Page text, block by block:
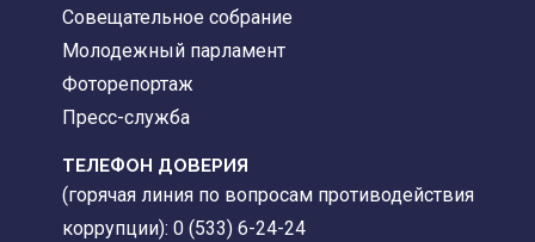
Совещательное собрание
Молодежный парламент
Фоторепортаж
Пресс-служба
ТЕЛЕФОН ДОВЕРИЯ
(горячая линия по вопросам противодействия
коррупции): 0 (533) 6-24-24